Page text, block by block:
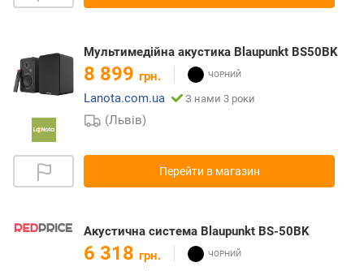
Мультимедійна акустика Blaupunkt BS50BK
8 899 грн.
Lanota.com.ua
З нами 3 роки
(Львів)
Перейти в магазин
Акустична система Blaupunkt BS-50BK
6 318 грн.